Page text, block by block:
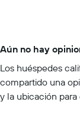
Aún no hay
Los huéspedes
compartido una
y la ubicación